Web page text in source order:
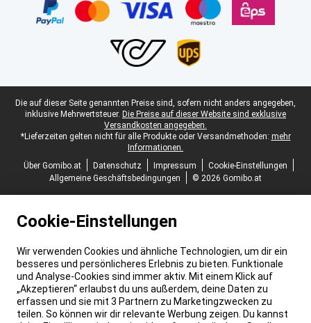
Juristische Fußzeile
Die auf dieser Seite genannten Preise sind, sofern nicht anders angegeben,
inklusive Mehrwertsteuer. Die Preise auf dieser Website sind exklusive
Versandkosten angegeben.
*Lieferzeiten gelten nicht für alle Produkte oder Versandmethoden: mehr
Informationen.
Über Gomibo.at
Datenschutz Impressum
Cookie-Einstellungen
Allgemeine Geschäftsbedingungen
© 2026 Gomibo.at
Cookie-Einstellungen
Wir verwenden Cookies und ähnliche Technologien, um dir ein
besseres und persönlicheres Erlebnis zu bieten. Funktionale
und Analyse-Cookies sind immer aktiv. Mit einem Klick auf
„Akzeptieren“ erlaubst du uns außerdem, deine Daten zu
erfassen und sie mit 3 Partnern zu Marketingzwecken zu
teilen. So können wir dir relevante Werbung zeigen. Du kannst